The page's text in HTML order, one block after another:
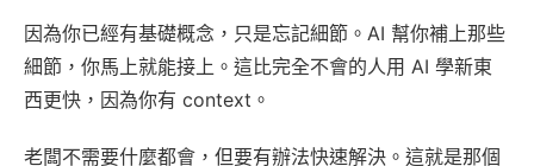
因為你已經有基礎概念，只是忘記細節。AI 幫你補上那些
細節，你馬上就能接上。這比完全不會的人用 AI 學新東
西更快，因為你有 context。
老闆不需要什麼都會，但要有辦法快速解決。這就是那個